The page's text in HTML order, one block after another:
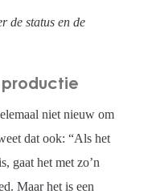
de status en de
productie
niet nieuw om
dat ook: “Als het
gaat het met zo’n
Maar het is een